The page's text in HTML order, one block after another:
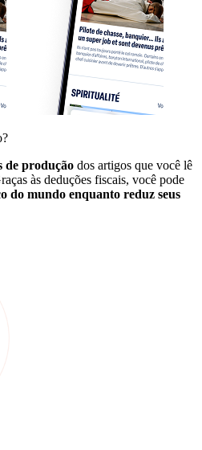
de produção dos artigos que você lê
às deduções fiscais, você pode
do mundo enquanto reduz seus